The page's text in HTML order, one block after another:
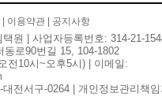
이용약관 공지사항
원 | 사업자등록번호: 314-21-
로90번길 15, 104-1802
전10시~오후5시) | 이메일:
전서구-0264 | 개인정보관리책